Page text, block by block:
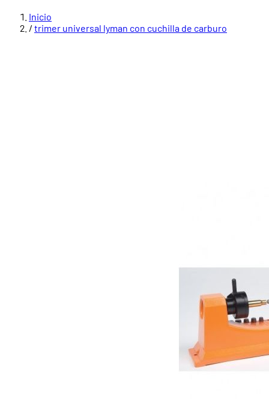
Inicio
/ trimer universal lyman con cuchilla de carburo